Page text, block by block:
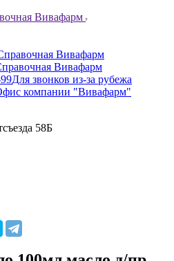
Вивафарм
Вивафарм
Вивафарм
Для звонков из-за рубежа
компании "Вивафарм"
58Б